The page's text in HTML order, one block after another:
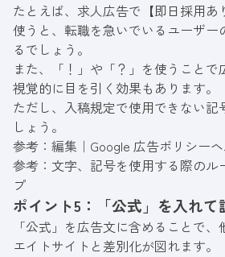
たとえば、求人広告で【即日採用あ
使うと、転職を急いでいるユーザー
るでしょう。
また、「！」や「？」を使うことで
視覚的に目を引く効果もあります。
ただし、入稿規定で使用できない記
しょう。
参考： 編集｜Google 広告ポリシー
参考： 文字、記号を使用する際のル
プ
ポイント5：「公式」を入れて
「公式」を広告文に含めることで
エイトサイトと差別化が図れます。